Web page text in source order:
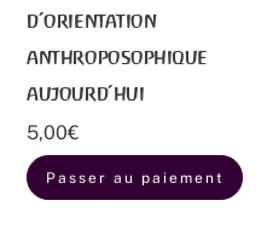
d’orientation
anthroposophique
aujourd’hui
5,00€
Passer au paiement